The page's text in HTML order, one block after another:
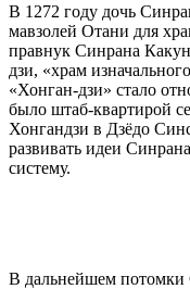
В 1272 году дочь
мавзолей Отани для
правнук Синрана
дзи, «храм
«Хонган-дзи» стало
было штаб-квартирой
Хонгандзи в Дзёдо
развивать идеи
систему.
В дальнейшем потомки